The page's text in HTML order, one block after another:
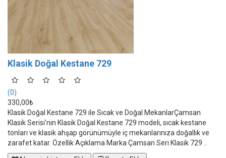
Klasik Doğal Kestane 729
(0)
330,00₺
Klasik Doğal Kestane 729 ile Sıcak ve Doğal MekanlarÇamsan
Klasik Serisi'nin Klasik Doğal Kestane 729 modeli, sıcak kestane
tonları ve klasik ahşap görünümüyle iç mekanlarınıza doğallık ve
zarafet katar. Özellik Açıklama Marka Çamsan Seri Klasik 729 ..